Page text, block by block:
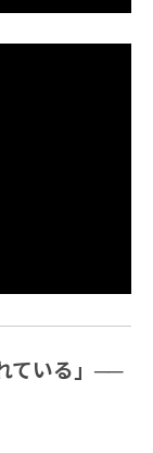
ている」──